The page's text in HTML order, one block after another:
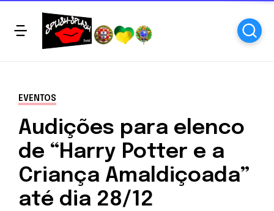
EVENTOS
Audições para elenco
de “Harry Potter e a
Criança Amaldiçoada”
até dia 28/12